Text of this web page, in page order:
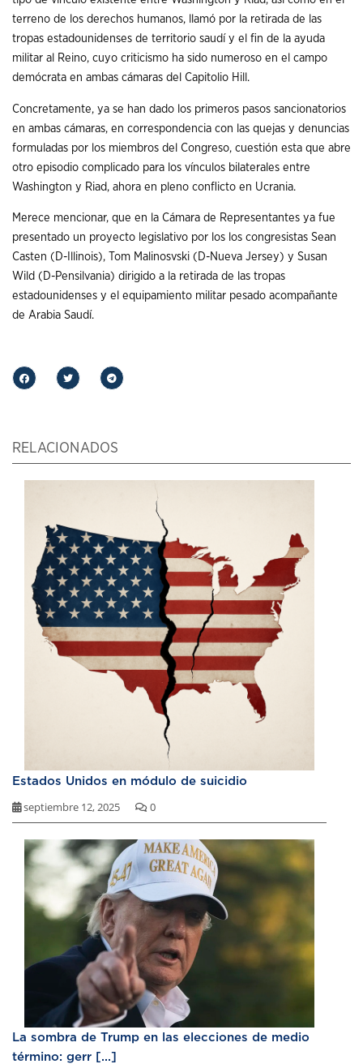
terreno de los derechos humanos, llamó por la retirada de las
tropas estadounidenses de territorio saudí y el fin de la ayuda
militar al Reino, cuyo criticismo ha sido numeroso en el campo
demócrata en ambas cámaras del Capitolio Hill.
Concretamente, ya se han dado los primeros pasos sancionatorios
en ambas cámaras, en correspondencia con las quejas y denuncias
formuladas por los miembros del Congreso, cuestión esta que abre
otro episodio complicado para los vínculos bilaterales entre
Washington y Riad, ahora en pleno conflicto en Ucrania.
Merece mencionar, que en la Cámara de Representantes ya fue
presentado un proyecto legislativo por los los congresistas Sean
Casten (D-Illinois), Tom Malinosvski (D-Nueva Jersey) y Susan
Wild (D-Pensilvania) dirigido a la retirada de las tropas
estadounidenses y el equipamiento militar pesado acompañante
de Arabia Saudí.
RELACIONADOS
Estados Unidos en módulo de suicidio
septiembre 12, 2025 0
La sombra de Trump en las elecciones de medio
término: gerr [...]